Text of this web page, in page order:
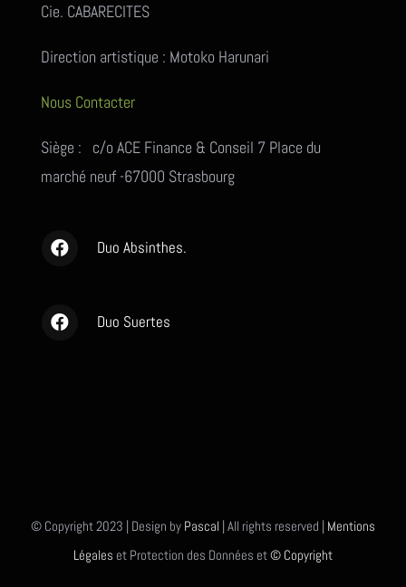
Cie. CABARECITES
Direction artistique : Motoko Harunari
Nous Contacter
Siège : c/o ACE Finance & Conseil 7 Place du
marché neuf -67000 Strasbourg
Duo Absinthes.
Duo Suertes
© Copyright 2023 | Design by Pascal | All rights reserved | Mentions
Légales et Protection des Données et© Copyright